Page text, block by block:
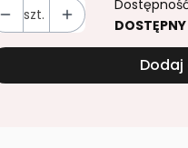
szt.
DOSTĘPNY
Dodaj